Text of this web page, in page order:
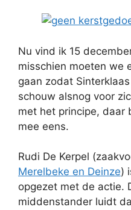
Nu vind ik 15
misschien moeten we
gaan zodat
schouw alsnog voor
met het principe, daar
mee eens.
Rudi De Kerpel
Merelbeke en Deinze)
opgezet met de actie.
middenstander luidt